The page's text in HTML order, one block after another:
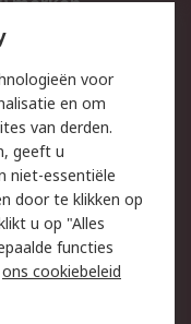
veiligheid
voor
en om
van derden.
geeft u
niet-essentiële
door te klikken op
u op "Alles
functies
ons cookiebeleid